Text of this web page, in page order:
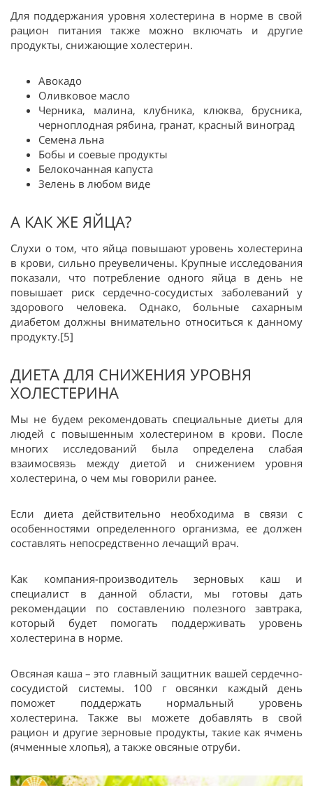
Для поддержания уровня холестерина в норме в свой
рацион питания также можно включать и другие
продукты, снижающие холестерин.
Авокадо
Оливковое масло
Черника, малина, клубника, клюква, брусника,
черноплодная рябина, гранат, красный виноград
Семена льна
Бобы и соевые продукты
Белокочанная капуста
Зелень в любом виде
А КАК ЖЕ ЯЙЦА?
Слухи о том, что яйца повышают уровень холестерина
в крови, сильно преувеличены. Крупные исследования
показали, что потребление одного яйца в день не
повышает риск сердечно-сосудистых заболеваний у
здорового человека. Однако, больные сахарным
диабетом должны внимательно относиться к данному
продукту.[5]
ДИЕТА ДЛЯ СНИЖЕНИЯ УРОВНЯ
ХОЛЕСТЕРИНА
Мы не будем рекомендовать специальные диеты для
людей с повышенным холестерином в крови. После
многих исследований была определена слабая
взаимосвязь между диетой и снижением уровня
холестерина, о чем мы говорили ранее.
Если диета действительно необходима в связи с
особенностями определенного организма, ее должен
составлять непосредственно лечащий врач.
Как компания-производитель зерновых каш и
специалист в данной области, мы готовы дать
рекомендации по составлению полезного завтрака,
который будет помогать поддерживать уровень
холестерина в норме.
Овсяная каша – это главный защитник вашей сердечно-
сосудистой системы. 100 г овсянки каждый день
поможет поддержать нормальный уровень
холестерина. Также вы можете добавлять в свой
рацион и другие зерновые продукты, такие как ячмень
(ячменные хлопья), а также овсяные отруби.